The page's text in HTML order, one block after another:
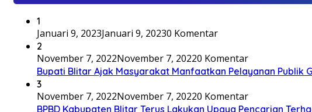
1
Januari 9, 2023Januari 9, 20230 Komentar
2
November 7, 2022November 7, 20220 Komentar
Bupati Blitar Ajak Masyarakat Manfaatkan Pelayanan Publik
3
November 7, 2022November 7, 20220 Komentar
BPBD Kabupaten Blitar Terus Lakukan Upaya Pencarian